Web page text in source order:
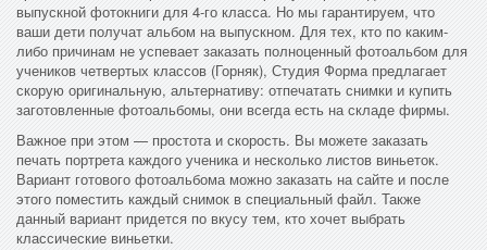
выпускной фотокниги для 4-го класса. Но мы гарантируем, что
ваши дети получат альбом на выпускном. Для тех, кто по каким-
либо причинам не успевает заказать полноценный фотоальбом для
учеников четвертых классов (Горняк), Студия Форма предлагает
скорую оригинальную, альтернативу: отпечатать снимки и купить
заготовленные фотоальбомы, они всегда есть на складе фирмы.
Важное при этом — простота и скорость. Вы можете заказать
печать портрета каждого ученика и несколько листов виньеток.
Вариант готового фотоальбома можно заказать на сайте и после
этого поместить каждый снимок в специальный файл. Также
данный вариант придется по вкусу тем, кто хочет выбрать
классические виньетки.